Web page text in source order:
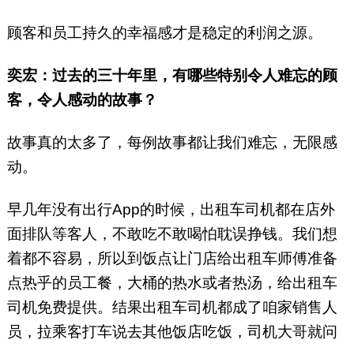
顾客和员工持久的幸福感才是稳定的利润之源。
奕宏：过去的三十年里，有哪些特别令人难忘的顾
客，令人感动的故事？
故事真的太多了，每例故事都让我们难忘，无限感
动。
早几年没有出行App的时候，出租车司机都在店外
面排队等客人，不敢吃不敢喝怕耽误挣钱。我们想
着都不容易，所以到饭点让门店给出租车师傅准备
点热乎的员工餐，大桶的热水或者热汤，给出租车
司机免费提供。结果出租车司机都成了咱家销售人
员，拉乘客打车说去其他饭店吃饭，司机大哥就问